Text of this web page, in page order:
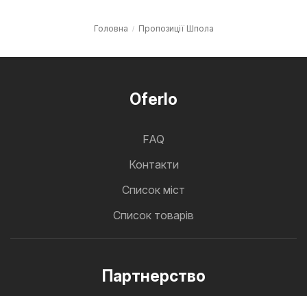
Головна Пропозиції Шпола
Oferlo
FAQ
Контакти
Cписок міст
Список товарів
Партнерство